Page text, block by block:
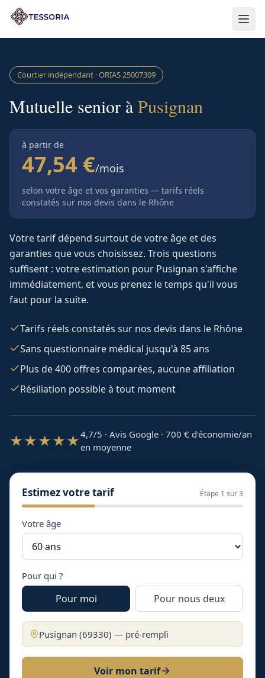
Aller au contenu principal
Courtier indépendant · ORIAS25007309
Mutuelle senior àPusignan
à partir de
47,54 €/mois
selon votre âge et vos garanties — tarifs réels
constatés sur nos devis dans le Rhône
Votre tarif dépend surtout de votre âge et des
garanties que vous choisissez. Trois questions
suffisent : votre estimation pour Pusignan s'affiche
immédiatement, et vous prenez le temps qu'il vous
faut pour la suite.
Tarifs réels constatés sur nos devis dans le Rhône
Sans questionnaire médical jusqu'à 85 ans
Plus de 400 offres comparées, aucune affiliation
Résiliation possible à tout moment
★★★★★4,7/5 · Avis Google · 700 € d'économie/an
en moyenne
Estimez votre tarif Étape 1 sur 3
Votre âge
Pour qui ?
Pour moi Pour nous deux
Pusignan (69330) — pré-rempli
Voir mon tarif